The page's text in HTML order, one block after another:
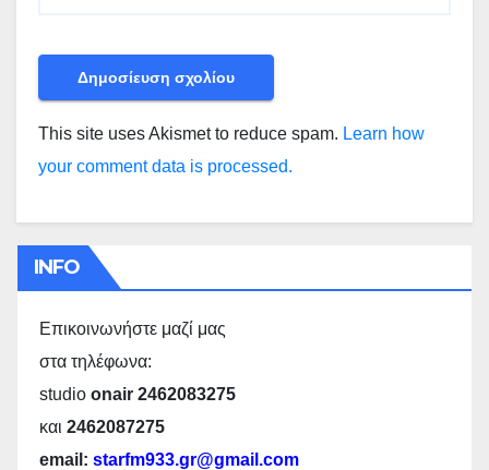
This site uses Akismet to reduce spam. Learn how
your comment data is processed.
INFO
Επικοινωνήστε μαζί μας
στα τηλέφωνα:
studio onair 2462083275
και 2462087275
email: starfm933.gr@gmail.com